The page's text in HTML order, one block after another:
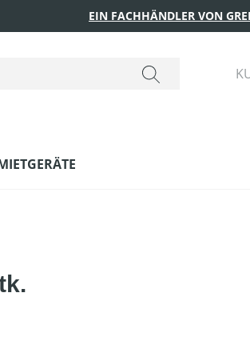
EIN FACHHÄNDLER VON